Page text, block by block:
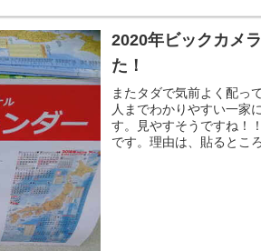
2020年ビックカメ
た！
またタダで気前よく配っ
人までわかりやすい一家
す。見やすそうですね！
です。理由は、貼るとこ